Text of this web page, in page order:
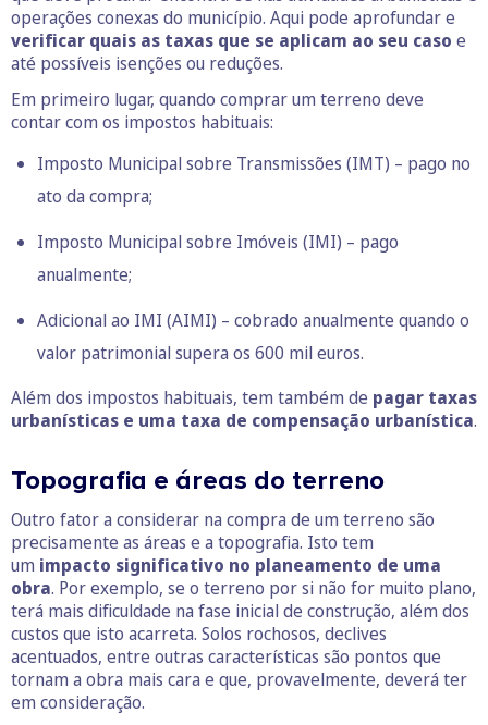
operações conexas do município. Aqui pode aprofundar e
verificar quais as taxas que se aplicam ao seu caso e
até possíveis isenções ou reduções.
Em primeiro lugar, quando comprar um terreno deve
contar com os impostos habituais:
Imposto Municipal sobre Transmissões (IMT) – pago no
ato da compra;
Imposto Municipal sobre Imóveis (IMI) – pago
anualmente;
Adicional ao IMI (AIMI) – cobrado anualmente quando o
valor patrimonial supera os 600 mil euros.
Além dos impostos habituais, tem também de pagar taxas
urbanísticas e uma taxa de compensação urbanística.
Topografia e áreas do terreno
Outro fator a considerar na compra de um terreno são
precisamente as áreas e a topografia. Isto tem
um impacto significativo no planeamento de uma
obra. Por exemplo, se o terreno por si não for muito plano,
terá mais dificuldade na fase inicial de construção, além dos
custos que isto acarreta. Solos rochosos, declives
acentuados, entre outras características são pontos que
tornam a obra mais cara e que, provavelmente, deverá ter
em consideração.